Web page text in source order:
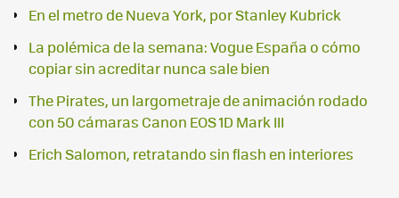
En el metro de Nueva York, por Stanley Kubrick
La polémica de la semana: Vogue España o cómo
copiar sin acreditar nunca sale bien
The Pirates, un largometraje de animación rodado
con 50 cámaras Canon EOS 1D Mark III
Erich Salomon, retratando sin flash en interiores